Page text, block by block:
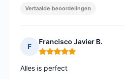
Vertaalde beoordelingen
F
Francisco Javier B.
Opmerking: 5 van 5
Alles is perfect